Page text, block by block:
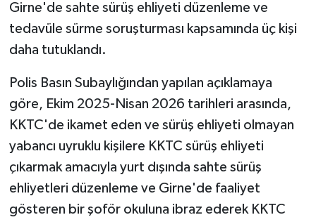
Girne'de sahte sürüş ehliyeti düzenleme ve
tedavüle sürme soruşturması kapsamında üç kişi
daha tutuklandı.
Polis Basın Subaylığından yapılan açıklamaya
göre, Ekim 2025-Nisan 2026 tarihleri arasında,
KKTC'de ikamet eden ve sürüş ehliyeti olmayan
yabancı uyruklu kişilere KKTC sürüş ehliyeti
çıkarmak amacıyla yurt dışında sahte sürüş
ehliyetleri düzenleme ve Girne'de faaliyet
gösteren bir şoför okuluna ibraz ederek KKTC
KÜLTÜR SANAT
LEFKOŞA
Nöbetçi Eczaneler
ÖZEL HABER